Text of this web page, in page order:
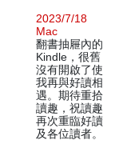
2023/7/18
Mac
翻書抽屜內的
Kindle，很舊
沒有開啟了使
我再與好讀相
遇。期待重拾
讀趣，祝讀趣
再次重臨好讀
及各位讀者。